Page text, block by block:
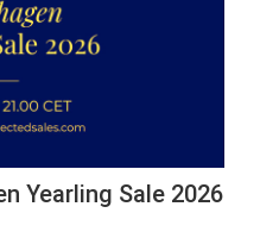
Yearling Sale 2026